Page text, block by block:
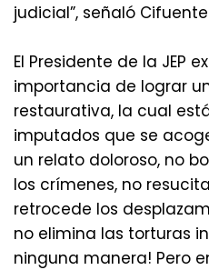
judicial”, señaló
El Presidente de la JEP
importancia de lograr
restaurativa, la cual
imputados que se
un relato doloroso, no
los crímenes, no
retrocede los
no elimina las torturas
ninguna manera! Pero